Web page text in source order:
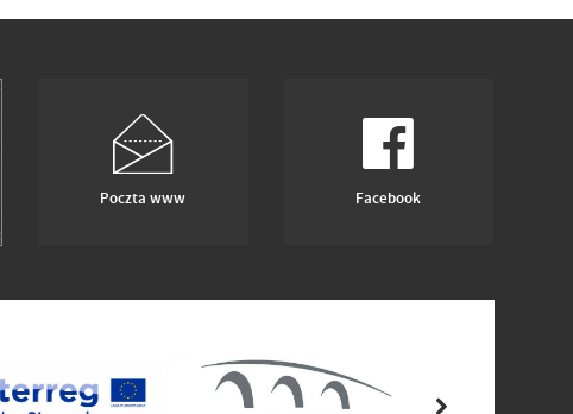
Poczta www Facebook